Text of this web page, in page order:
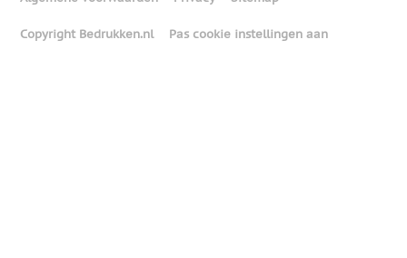
Copyright Bedrukken.nl Pas cookie instellingen aan